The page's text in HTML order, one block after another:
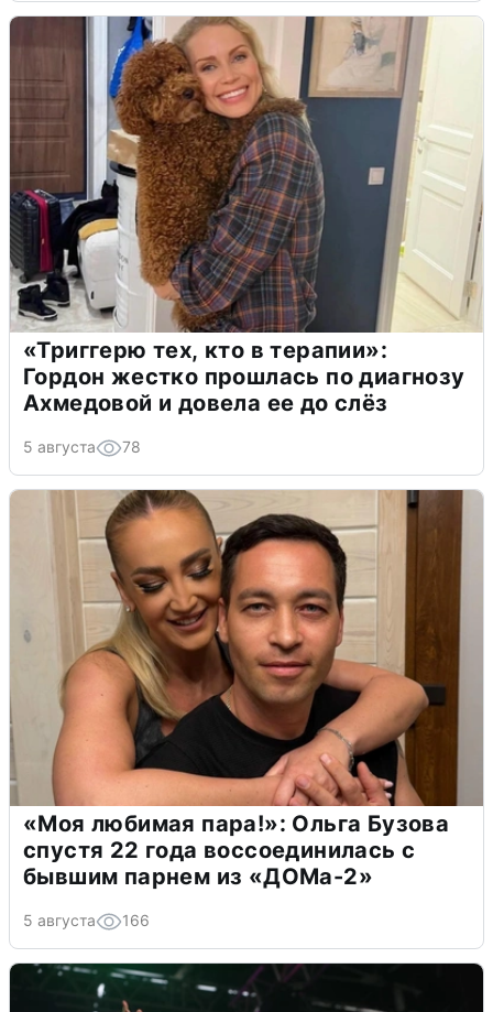
«Триггерю тех, кто в терапии»:
Гордон жестко прошлась по диагнозу
Ахмедовой и довела ее до слёз
5 августа 78
«Моя любимая пара!»: Ольга Бузова
спустя 22 года воссоединилась с
бывшим парнем из «ДОМа-2»
5 августа 166